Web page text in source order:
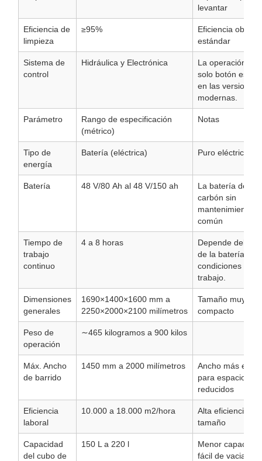
levantar
Eficiencia de
limpieza
≥95%
Eficiencia
estándar
Sistema de
control
Hidráulica y Electrónica
La operación
solo botón es
en las versiones
modernas.
Parámetro
Rango de especificación
(métrico)
Notas
Tipo de
energía
Batería (eléctrica) Puro eléctrico
Batería 48 V/80 Ah al 48 V/150 ah
La batería de
carbón sin
mantenimiento
común
Tiempo de
trabajo
continuo
4 a 8 horas
Depende del
de la batería y
condiciones de
trabajo.
Dimensiones
generales
1690×1400×1600 mm a
2250×2000×2100 milímetros
Tamaño muy
compacto
Peso de
operación
∼465 kilogramos a 900 kilos
Máx. Ancho
de barrido
1450 mm a 2000 milímetros
Ancho más
para espacios
reducidos
Eficiencia
laboral
10.000 a 18.000 m2/hora
Alta eficiencia
tamaño
Capacidad
del cubo de
150 L a 220 l
Menor
fácil de vaciar